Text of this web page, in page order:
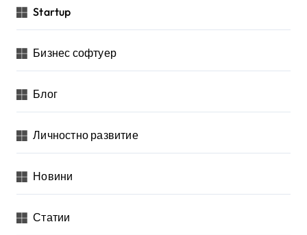
Startup
Бизнес софтуер
Блог
Личностно развитие
Новини
Статии